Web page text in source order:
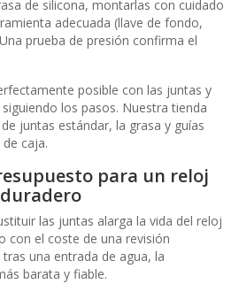
de silicona, montarlas con cuidado
adecuada (llave de fondo,
prueba de presión confirma el
posible con las juntas y
los pasos. Nuestra tienda
juntas estándar, la grasa y guías
caja.
para un reloj
duradero
las juntas alarga la vida del reloj
con el coste de una revisión
una entrada de agua, la
barata y fiable.